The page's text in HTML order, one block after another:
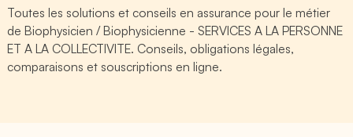
Toutes les solutions et conseils en assurance pour le métier
de Biophysicien / Biophysicienne - SERVICES A LA PERSONNE
ET A LA COLLECTIVITE. Conseils, obligations légales,
comparaisons et souscriptions en ligne.